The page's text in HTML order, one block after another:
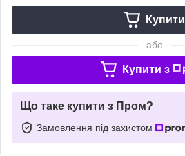
Купити
або
Купити з
Що таке купити з Пром?
Замовлення під захистом